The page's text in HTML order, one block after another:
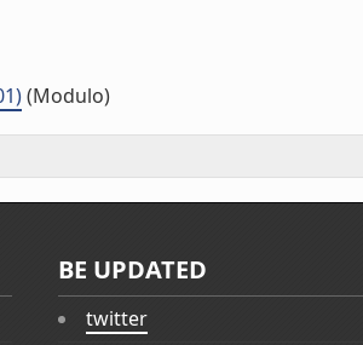
(Modulo)
BE UPDATED
twitter